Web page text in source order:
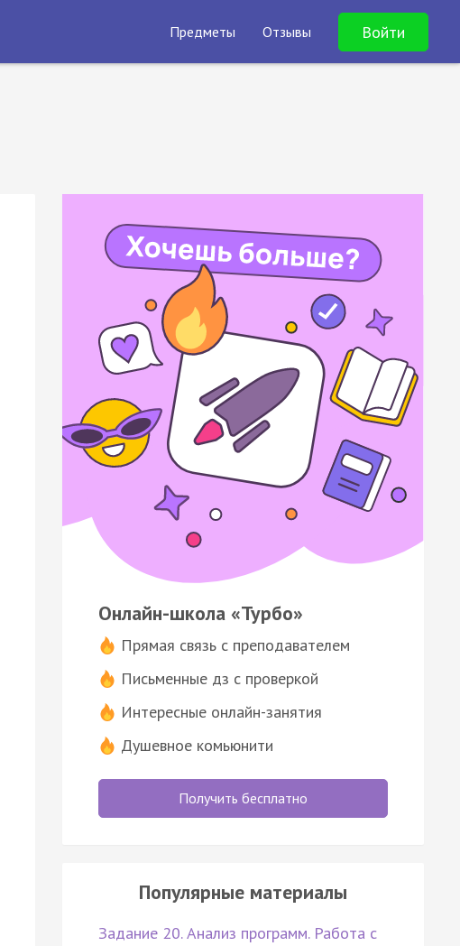
Предметы Отзывы Войти
Онлайн-школа «Турбо»
Прямая связь с преподавателем
Письменные дз с проверкой
Интересные онлайн-занятия
Душевное комьюнити
Получить бесплатно
Популярные материалы
Задание 20. Анализ программ. Работа с